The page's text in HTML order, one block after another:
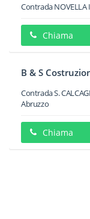
Contrada NOVELLA
Chiama
B & S
Contrada S.
Abruzzo
Chiama